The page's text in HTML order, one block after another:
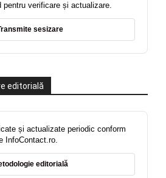
pentru verificare și actualizare.
sesizare
editorială
și actualizate periodic conform
InfoContact.ro.
editorială